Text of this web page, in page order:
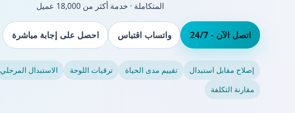
المتكاملة · خدمة أكثر من 18,000 عميل
اتصل الآن - 24/7 واتساب اقتباس احصل على إجابة مباشرة
إصلاح مقابل استبدال تقييم مدى الحياة ترقيات اللوحة
الاستبدال المرحلي
مقارنة التكلفة